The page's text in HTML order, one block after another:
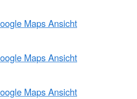
Maps Ansicht
Maps Ansicht
Maps Ansicht